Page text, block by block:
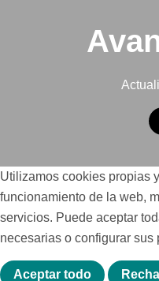
Utilizamos cookies propias
funcionamiento de la web,
servicios. Puede aceptar
necesarias o configurar sus
Aceptar todo